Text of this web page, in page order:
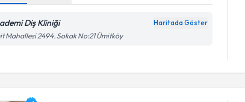
Diş Kliniği Haritada Göster
Mahallesi 2494. Sokak No:21 Ümitköy